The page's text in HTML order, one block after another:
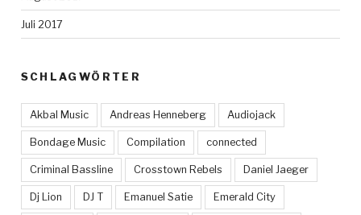
Juli 2017
SCHLAGWÖRTER
Akbal Music Andreas Henneberg Audiojack
Bondage Music Compilation connected
Criminal Bassline Crosstown Rebels Daniel Jaeger
Dj Lion DJ T Emanuel Satie Emerald City